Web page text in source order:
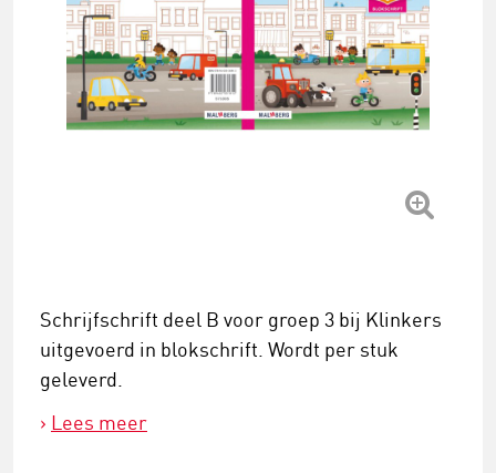
Schrijfschrift deel B voor groep 3 bij Klinkers
uitgevoerd in blokschrift. Wordt per stuk
geleverd.
Lees meer